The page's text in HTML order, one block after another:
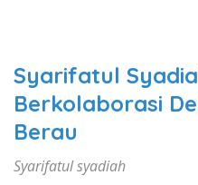
Syarifatul
Berkolaborasi
Berau
Syarifatul syadiah